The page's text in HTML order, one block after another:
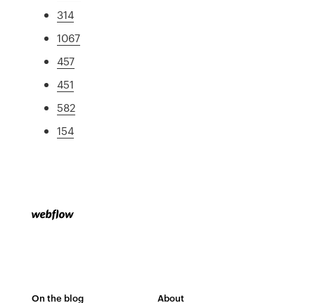
314
1067
457
451
582
154
On the blog About